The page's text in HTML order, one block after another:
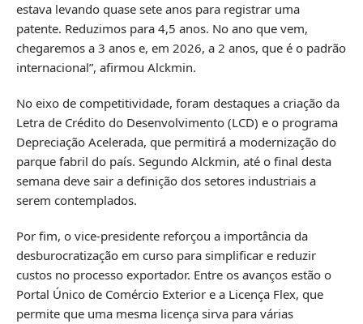
estava levando quase sete anos para registrar uma
patente. Reduzimos para 4,5 anos. No ano que vem,
chegaremos a 3 anos e, em 2026, a 2 anos, que é o padrão
internacional”, afirmou Alckmin.
No eixo de competitividade, foram destaques a criação da
Letra de Crédito do Desenvolvimento (LCD) e o programa
Depreciação Acelerada, que permitirá a modernização do
parque fabril do país. Segundo Alckmin, até o final desta
semana deve sair a definição dos setores industriais a
serem contemplados.
Por fim, o vice-presidente reforçou a importância da
desburocratização em curso para simplificar e reduzir
custos no processo exportador. Entre os avanços estão o
Portal Único de Comércio Exterior e a Licença Flex, que
permite que uma mesma licença sirva para várias